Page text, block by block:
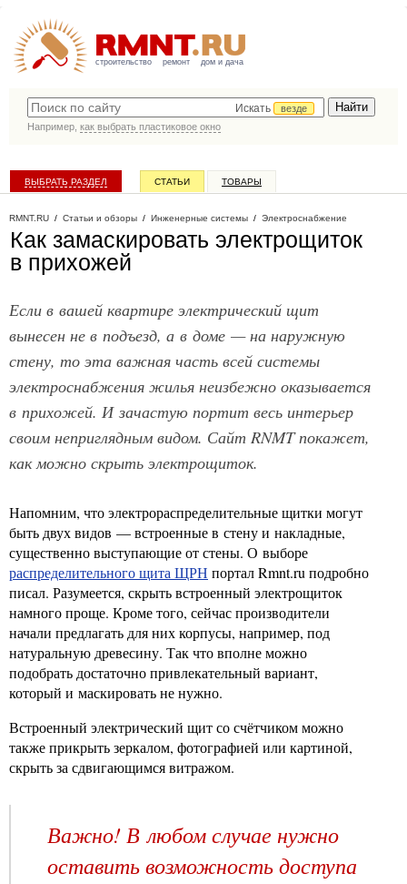
строительство ремонт дом и дача
Искать
везде
Например, как выбрать пластиковое окно
ВЫБРАТЬ РАЗДЕЛ СТАТЬИ ТОВАРЫ
RMNT.RU / Статьи и обзоры / Инженерные системы / Электроснабжение
Как замаскировать электрощиток
в прихожей
Если в вашей квартире электрический щит
вынесен не в подъезд, а в доме — на наружную
стену, то эта важная часть всей системы
электроснабжения жилья неизбежно оказывается
в прихожей. И зачастую портит весь интерьер
своим неприглядным видом. Сайт RNMT покажет,
как можно скрыть электрощиток.
Напомним, что электрораспределительные щитки могут
быть двух видов — встроенные в стену и накладные,
существенно выступающие от стены. О выборе
распределительного щита ЩРН портал Rmnt.ru подробно
писал. Разумеется, скрыть встроенный электрощиток
намного проще. Кроме того, сейчас производители
начали предлагать для них корпусы, например, под
натуральную древесину. Так что вполне можно
подобрать достаточно привлекательный вариант,
который и маскировать не нужно.
Встроенный электрический щит со счётчиком можно
также прикрыть зеркалом, фотографией или картиной,
скрыть за сдвигающимся витражом.
Важно! В любом случае нужно
оставить возможность доступа